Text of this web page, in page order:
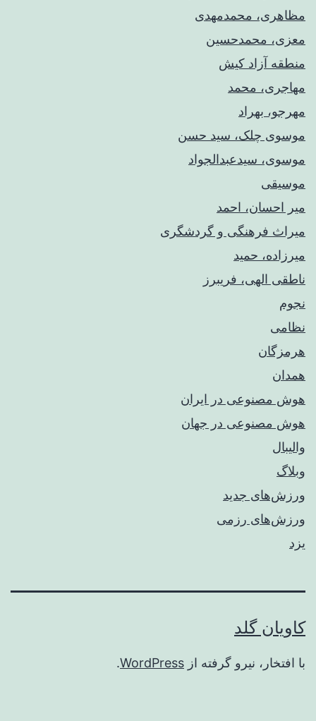
مظاهری، محمدمهدی
معزی، محمدحسین
منطقه آزاد کیش
مهاجری، محمد
مهرجو، بهراد
موسوی چلک، سید حسن
موسوی، سیدعبدالجواد
موسیقی
میر احسان، احمد
میراث فرهنگی و گردشگری
میرزاده، حمید
ناطقی الهی، فریبرز
نجوم
نظامی
هرمزگان
همدان
هوش مصنوعی در ایران
هوش مصنوعی در جهان
والیبال
وبلاگ
ورزش‌های جدید
ورزش‌های رزمی
یزد
کاویان گلد
با افتخار، نیرو گرفته از WordPress
.